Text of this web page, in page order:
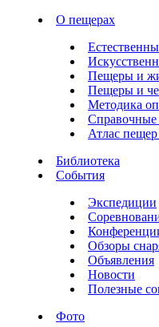
О пещерах
Пещеры и
Пещеры и
Методика
Справочные
Атлас
Библиотека
События
Экспедиции
Обзоры
Объявления
Новости
Полезные
Фото